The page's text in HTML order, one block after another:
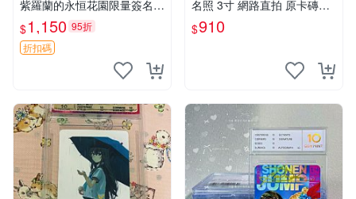
紫羅蘭的永恒花園限量簽名
卡，3寸帶原裝卡磚 日本中古
收藏推薦 薇爾莉特 曜佳奈 筆
記本
$1,150 95折
折扣碼
名照 3寸 網路直拍 原卡磚包
裝 發行限量 規格精細 收藏推
薦 yo-tsuba 簽名照 四葉妹妹
$910